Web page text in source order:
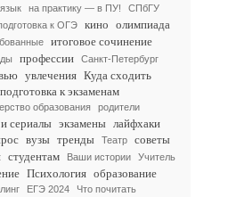
на практику — в ПУ! СПбГУ
к ОГЭ кино олимпиада
итоговое сочинение
профессии Санкт-Петербург
увлечения Куда сходить
подготовка к экзаменам
образования родители
сериалы экзамены лайфхаки
вузы тренды Театр
советы
студентам Ваши истории Учитель
Психология образование
ЕГЭ 2024
Что почитать